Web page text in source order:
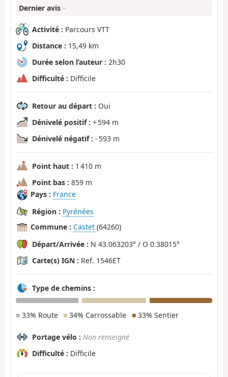
Dernier avis –
Activité : Parcours VTT
Distance : 15,49 km
Durée selon l’auteur : 2h30
Difficulté : Difficile
Retour au départ : Oui
Dénivelé positif : + 594 m
Dénivelé négatif : - 593 m
Point haut : 1 410 m
Point bas : 859 m
Pays : France
Région : Pyrénées
Commune : Castet (64260)
Départ/Arrivée : N 43.063203° / O 0.38015°
Carte(s) IGN : Ref. 1546ET
Type de chemins :
■ 33% Route ■ 34% Carrossable ■33% Sentier
Portage vélo : Non renseigné
Difficulté : Difficile